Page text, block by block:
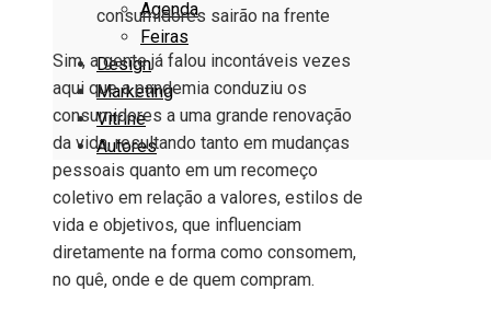
Agenda
Feiras
Design
Marketing
Vitrine
Autores
consumidores sairão na frente
Sim, a gente já falou incontáveis vezes
aqui que a pandemia conduziu os
consumidores a uma grande renovação
da vida, resultando tanto em mudanças
pessoais quanto em um recomeço
coletivo em relação a valores, estilos de
vida e objetivos, que influenciam
diretamente na forma como consomem,
no quê, onde e de quem compram.